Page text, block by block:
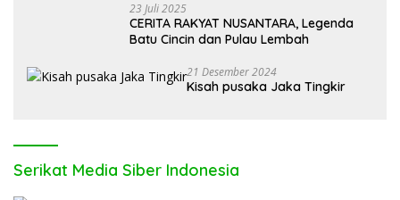
23 Juli 2025
CERITA RAKYAT NUSANTARA, Legenda
Batu Cincin dan Pulau Lembah
21 Desember 2024
Kisah pusaka Jaka Tingkir
Serikat Media Siber Indonesia